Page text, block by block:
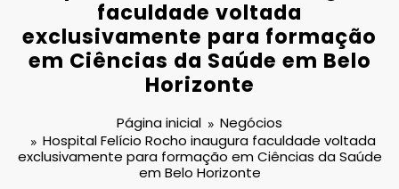
faculdade voltada
exclusivamente para formação
em Ciências da Saúde em Belo
Horizonte
Página inicial
Negócios
Hospital Felício Rocho inaugura faculdade voltada
exclusivamente para formação em Ciências da Saúde
em Belo Horizonte